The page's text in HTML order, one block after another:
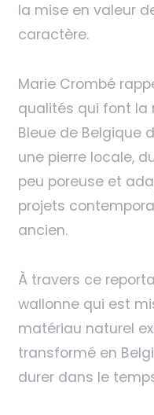
la mise en valeur
caractère.
Marie Crombé
qualités qui font la
Bleue de Belgique
une pierre locale,
peu poreuse et
projets
ancien.
À travers ce
wallonne qui est
matériau naturel
transformé en
durer dans le